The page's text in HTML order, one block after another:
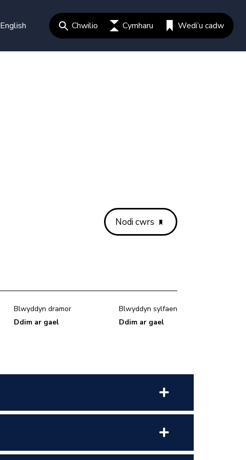
English Chwilio Cymharu Wedi’u cadw
Nodi cwrs
Blwyddyn dramor
Ddim ar gael
Blwyddyn sylfaen
Ddim ar gael